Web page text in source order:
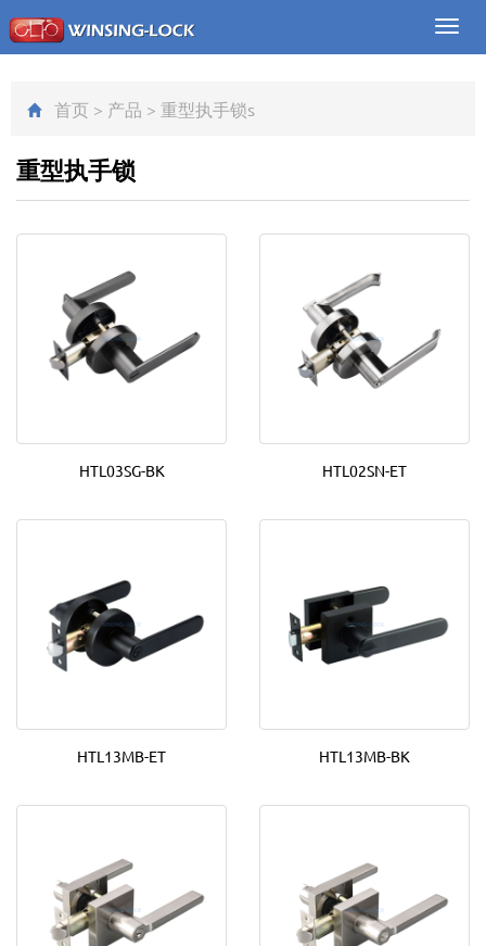
首页 > 产品 > 重型执手锁s
重型执手锁
HTL03SG-BK HTL02SN-ET
HTL13MB-ET HTL13MB-BK